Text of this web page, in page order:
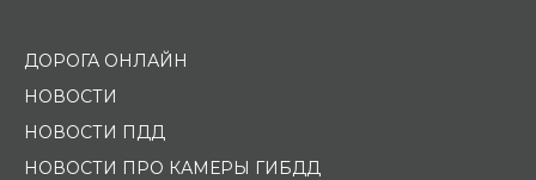
ДОРОГА ОНЛАЙН
НОВОСТИ
НОВОСТИ ПДД
НОВОСТИ ПРО КАМЕРЫ ГИБДД